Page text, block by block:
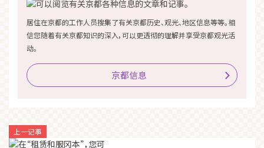
居住在京都的工作人员搜集了有关京都历史、观光、地区信息等等。相
信您随着有关京都知识的深入，可以更透彻的理解并享受京都观光活
动。
京都信息
上一记事